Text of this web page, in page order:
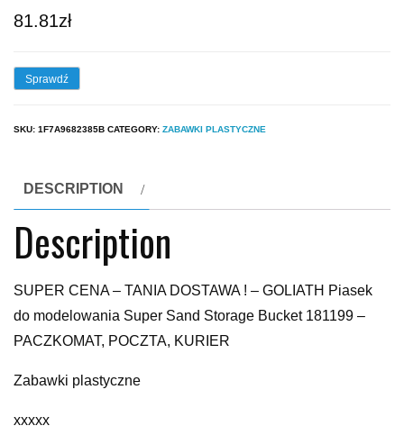
81.81zł
Sprawdź
SKU: 1F7A9682385B CATEGORY: ZABAWKI PLASTYCZNE
DESCRIPTION
Description
SUPER CENA – TANIA DOSTAWA ! – GOLIATH Piasek
do modelowania Super Sand Storage Bucket 181199 –
PACZKOMAT, POCZTA, KURIER
Zabawki plastyczne
xxxxx